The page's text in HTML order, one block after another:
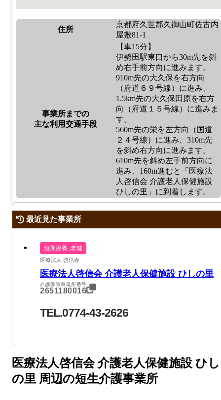
住所
京都府久世郡久御山町佐古内
屋敷81-1
事業所までの
主な利用交通手段
【車15分】
伊勢田駅東口から30m先を斜
め右手前方向に進みます。
910m先の大久保を右方向
（府道６９号線）に進み、
1.5km先の大久保田原を右方
向（府道１５号線）に進みま
す。
560m先の栄を左方向（国道
２４号線）に進み、310m先
を斜め右方向に進みます。
610m先を斜め左手前方向に
進み、160m進むと「医療法
人啓信会 介護老人保健施設
ひしの里」に到着します。
最近見た事業所
短期療養_老健
医療法人 啓信会
医療法人啓信会 介護老人保健施設 ひしの里
介護保険事業所番号
2651180016
TEL.0774-43-2626
医療法人啓信会 介護老人保健施設 ひし
の里 周辺の短生介護事業所